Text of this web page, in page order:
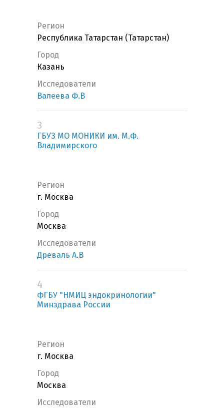
Регион
Республика Татарстан (Татарстан)
Город
Казань
Исследователи
Валеева Ф.В
3
ГБУЗ МО МОНИКИ им. М.Ф.
Владимирского
Регион
г. Москва
Город
Москва
Исследователи
Древаль А.В
4
ФГБУ "НМИЦ эндокринологии"
Минздрава России
Регион
г. Москва
Город
Москва
Исследователи